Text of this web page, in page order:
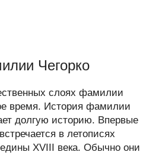
Чегорко
слоях фамилии
время. История фамилии
долгую историю. Впервые
в летописях
XVIII века. Обычно они